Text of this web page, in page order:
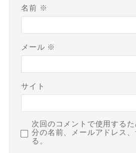
名前 ※
メール ※
サイト
次回のコメントで使用する
分の名前、メールアドレス
る。